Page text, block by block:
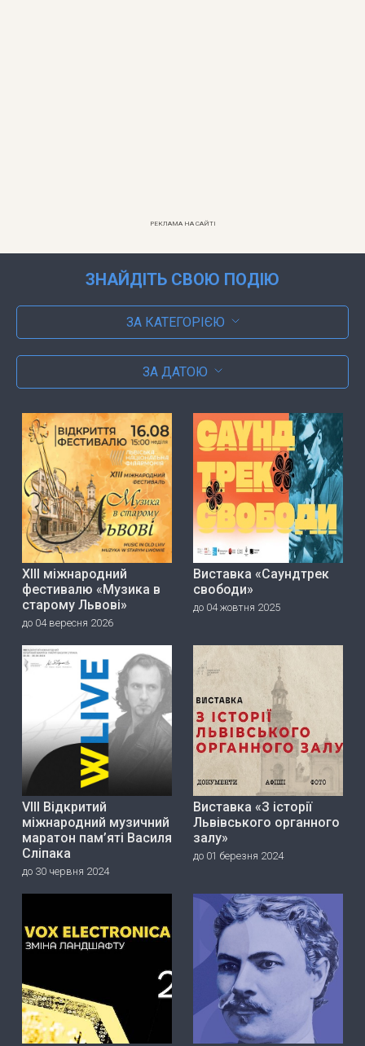
РЕКЛАМА НА САЙТІ
ЗНАЙДІТЬ СВОЮ ПОДІЮ
ЗА КАТЕГОРІЄЮ
ЗА ДАТОЮ
ХІІІ міжнародний
фестивалю «Музика в
старому Львові»
до 04 вересня 2026
Виставка «Саундтрек
свободи»
до 04 жовтня 2025
VIII Відкритий
міжнародний музичний
маратон пам’яті Василя
Сліпака
до 30 червня 2024
Виставка «З історії
Львівського органного
залу»
до 01 березня 2024